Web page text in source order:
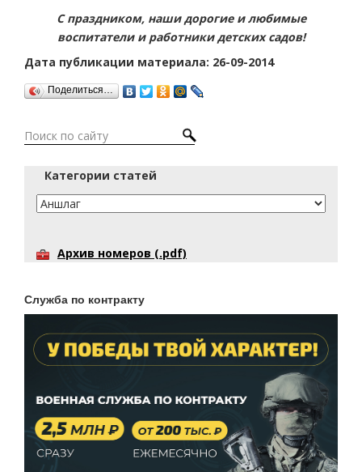
С праздником, наши дорогие и любимые
воспитатели и работники детских садов!
Дата публикации материала: 26-09-2014
Поделиться…
Категории статей
Архив номеров (.pdf)
Служба по контракту